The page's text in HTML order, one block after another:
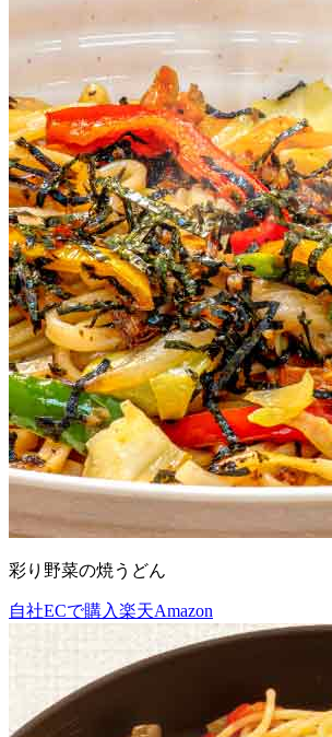
彩り野菜の焼うどん
自社ECで購入楽天Amazon